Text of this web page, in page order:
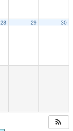
28 29 30